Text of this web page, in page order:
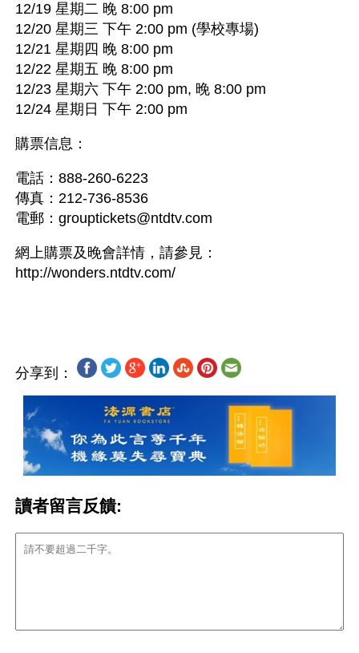
12/19 星期二 晚 8:00 pm
12/20 星期三 下午 2:00 pm (學校專場)
12/21 星期四 晚 8:00 pm
12/22 星期五 晚 8:00 pm
12/23 星期六 下午 2:00 pm, 晚 8:00 pm
12/24 星期日 下午 2:00 pm
購票信息：
電話：888-260-6223
傳真：212-736-8536
電郵： grouptickets@ntdtv.com
網上購票及晚會詳情，請參見：
http://wonders.ntdtv.com/
分享到：
讀者留言反饋: